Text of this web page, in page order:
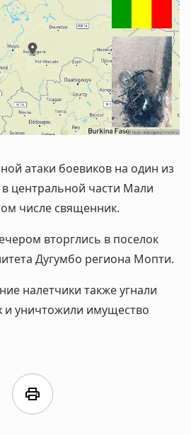
атаки боевиков на один из
центральной части Мали
числе священник.
вторглись в поселок
Дугумбо региона Мопти.
налетчики также угнали
уничтожили имущество
print